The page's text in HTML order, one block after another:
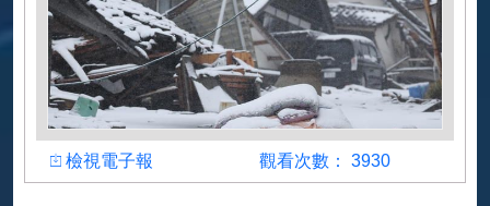
檢視檢視電子報 觀看人數
觀看次數： 3930